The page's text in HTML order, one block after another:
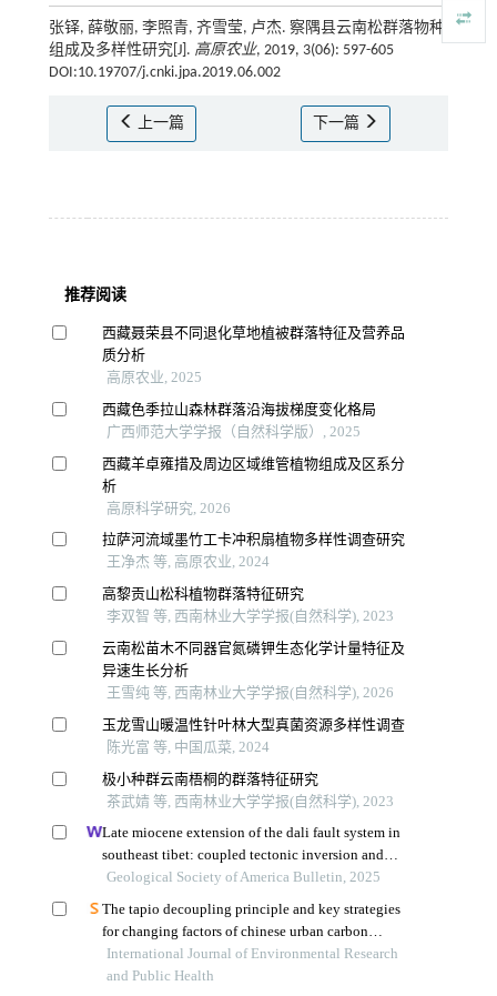
张铎, 薛敬丽, 李照青, 齐雪莹, 卢杰. 察隅县云南松群落物种
组成及多样性研究[J]. 高原农业, 2019, 3(06): 597-605
DOI:10.19707/j.cnki.jpa.2019.06.002
上一篇 下一篇